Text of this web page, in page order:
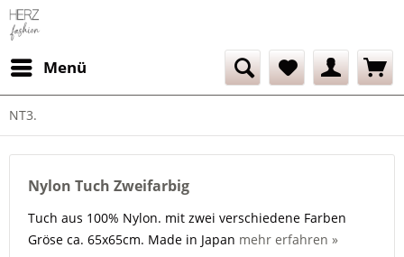
Menü
NT3.
Nylon Tuch Zweifarbig
Tuch aus 100% Nylon. mit zwei verschiedene Farben
Gröse ca. 65x65cm. Made in Japan mehr erfahren »